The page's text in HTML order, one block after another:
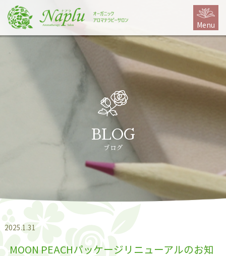
ス
Menu
BLOG
ブログ
2025.1.31
MOON PEACHパッケージリニューアルのお知